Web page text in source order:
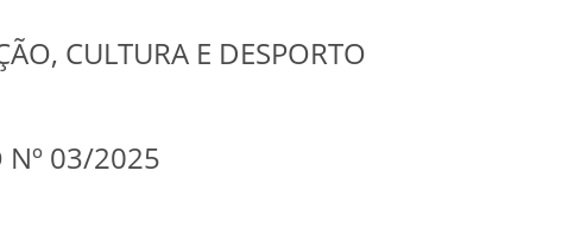
CULTURA E DESPORTO
Nº 03/2025